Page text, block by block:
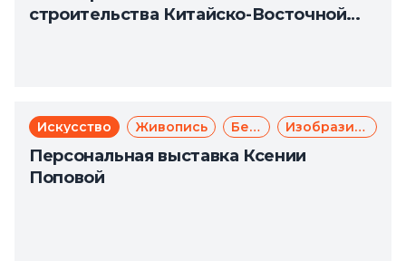
строительства Китайско-Восточной
Искусство Живопись Бесплатно Изобразительное искусство
Персональная выставка Ксении
Поповой